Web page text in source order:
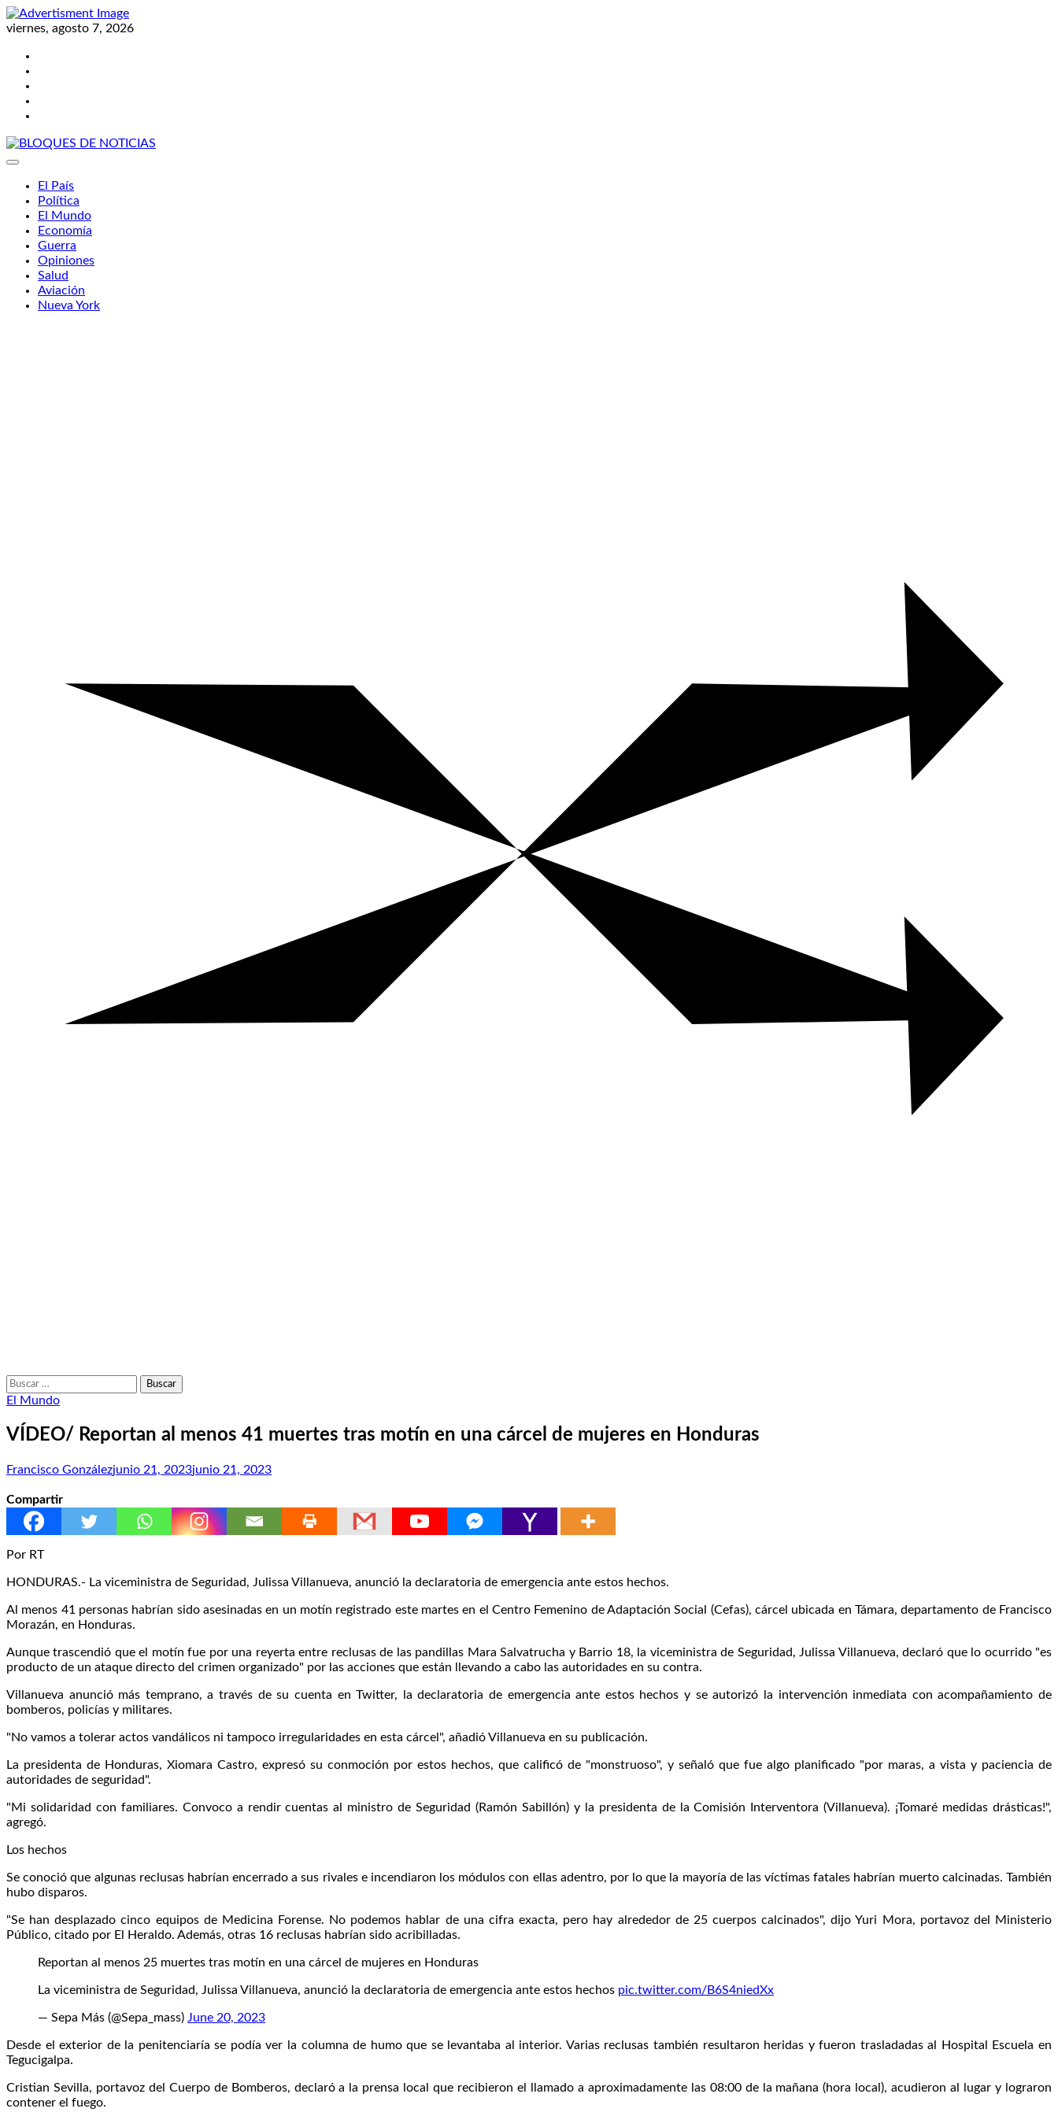
Skip
to
viernes, agosto 7, 2026
El País
Política
El Mundo
Economía
Guerra
Opiniones
Salud
Aviación
Nueva York
Buscar:
El Mundo
VÍDEO/ Reportan al menos 41 muertes tras motín en una cárcel de mujeres en Honduras
Francisco Gonzálezjunio 21, 2023junio 21, 2023
Compartir
Por RT
HONDURAS.- La viceministra de Seguridad, Julissa Villanueva, anunció la declaratoria de emergencia ante estos hechos.
Al menos 41 personas habrían sido asesinadas en un motín registrado este martes en el Centro Femenino de Adaptación Social (Cefas), cárcel ubicada en Támara, departamento de Francisco
Morazán, en Honduras.
Aunque trascendió que el motín fue por una reyerta entre reclusas de las pandillas Mara Salvatrucha y Barrio 18, la viceministra de Seguridad, Julissa Villanueva, declaró que lo ocurrido "es
producto de un ataque directo del crimen organizado" por las acciones que están llevando a cabo las autoridades en su contra.
Villanueva anunció más temprano, a través de su cuenta en Twitter, la declaratoria de emergencia ante estos hechos y se autorizó la intervención inmediata con acompañamiento de
bomberos, policías y militares.
"No vamos a tolerar actos vandálicos ni tampoco irregularidades en esta cárcel", añadió Villanueva en su publicación.
La presidenta de Honduras, Xiomara Castro, expresó su conmoción por estos hechos, que calificó de "monstruoso", y señaló que fue algo planificado "por maras, a vista y paciencia de
autoridades de seguridad".
"Mi solidaridad con familiares. Convoco a rendir cuentas al ministro de Seguridad (Ramón Sabillón) y la presidenta de la Comisión Interventora (Villanueva). ¡Tomaré medidas drásticas!",
agregó.
Los hechos
Se conoció que algunas reclusas habrían encerrado a sus rivales e incendiaron los módulos con ellas adentro, por lo que la mayoría de las víctimas fatales habrían muerto calcinadas. También
hubo disparos.
"Se han desplazado cinco equipos de Medicina Forense. No podemos hablar de una cifra exacta, pero hay alrededor de 25 cuerpos calcinados", dijo Yuri Mora, portavoz del Ministerio
Público, citado por El Heraldo. Además, otras 16 reclusas habrían sido acribilladas.
Reportan al menos 25 muertes tras motín en una cárcel de mujeres en Honduras
La viceministra de Seguridad, Julissa Villanueva, anunció la declaratoria de emergencia ante estos hechos pic.twitter.com/B6S4niedXx
— Sepa Más (@Sepa_mass) June 20, 2023
Desde el exterior de la penitenciaría se podía ver la columna de humo que se levantaba al interior. Varias reclusas también resultaron heridas y fueron trasladadas al Hospital Escuela en
Tegucigalpa.
Cristian Sevilla, portavoz del Cuerpo de Bomberos, declaró a la prensa local que recibieron el llamado a aproximadamente las 08:00 de la mañana (hora local), acudieron al lugar y lograron
contener el fuego.